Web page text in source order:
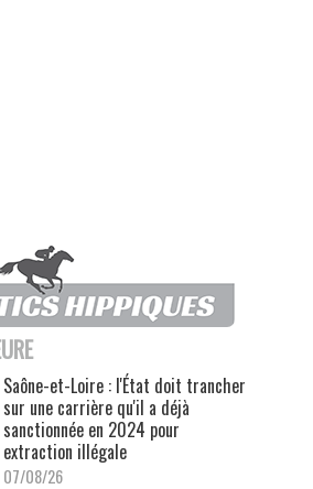
Saône-et-Loire : l'État doit trancher
sur une carrière qu'il a déjà
sanctionnée en 2024 pour
extraction illégale
07/08/26